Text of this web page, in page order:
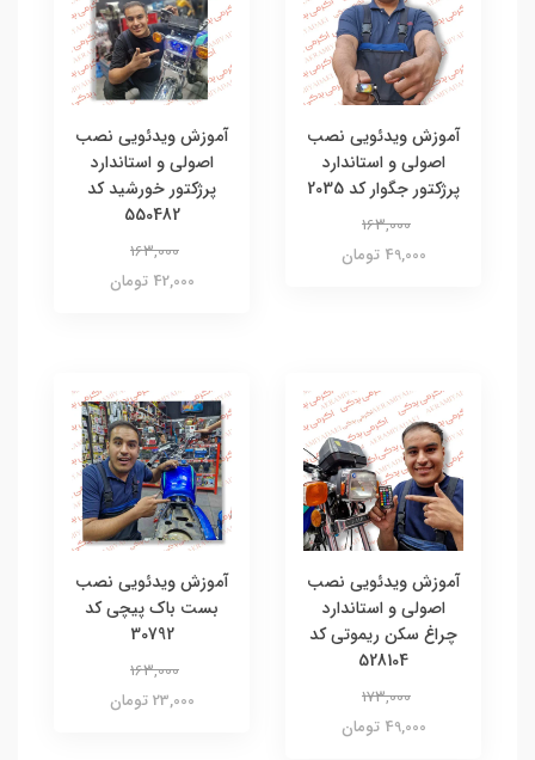
آموزش ویدئویی نصب
اصولی و استاندارد
پرژکتور جگوار کد 2035
163,000
49,000 تومان
آموزش ویدئویی نصب
اصولی و استاندارد
پرژکتور خورشید کد
550482
163,000
42,000 تومان
آموزش ویدئویی نصب
اصولی و استاندارد
چراغ سکن ریموتی کد
528104
173,000
49,000 تومان
آموزش ویدئویی نصب
بست باک پیچی کد
30792
163,000
23,000 تومان